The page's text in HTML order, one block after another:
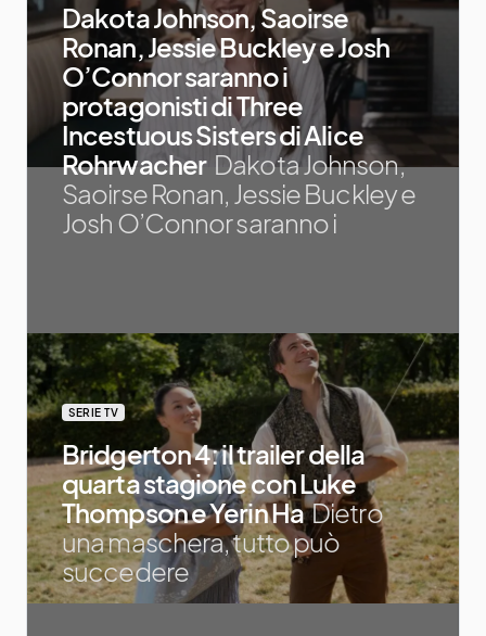
Dakota Johnson, Saoirse
Ronan, Jessie Buckley e Josh
O’Connor saranno i
protagonisti di Three
Incestuous Sisters di Alice
Rohrwacher Dakota Johnson,
Saoirse Ronan, Jessie Buckley e
Josh O’Connor saranno i
SERIE TV
Bridgerton 4: il trailer della
quarta stagione con Luke
Thompson e Yerin HaDietro
una maschera, tutto può
succedere